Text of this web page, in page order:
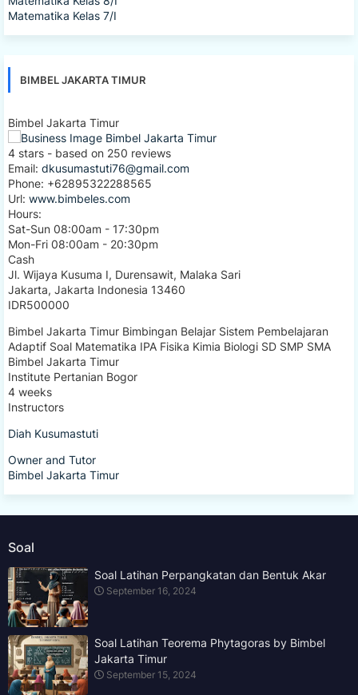
4stars - based on250
Email:dkusumastuti76@gmail.com
Phone: +62895322288565
Url:www.bimbeles.com
Hours:
Sat-Sun 08:00am - 17:30pm
Mon-Fri 08:00am - 20:30pm
Cash
Jl. Wijaya Kusuma I, Durensawit, Malaka Sari
Jakarta
IDR500000
Bimbel Jakarta Timur Bimbingan Belajar Sistem Pembelajaran
Bimbel Jakarta Timur
Institute Pertanian Bogor
4 weeks
Instructors
Diah Kusumastuti
Owner and Tutor
September 15, 2024